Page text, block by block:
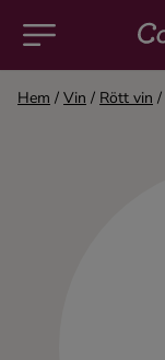
Hem / Vin / Rött vin /